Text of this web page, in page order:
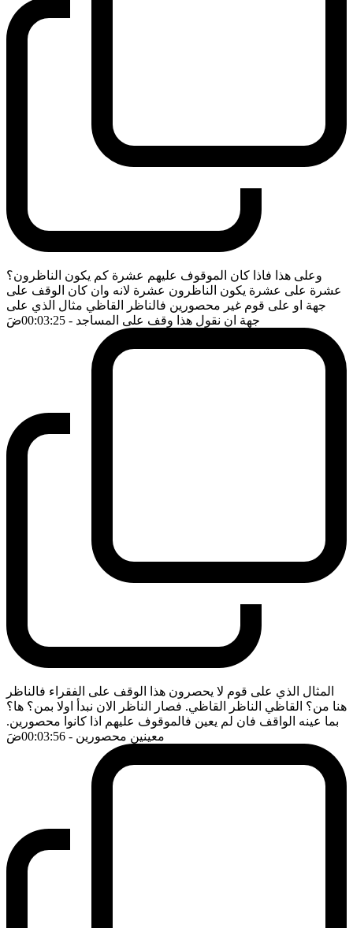
وعلى هذا فاذا كان الموقوف عليهم عشرة كم يكون الناظرون؟
عشرة على عشرة يكون الناظرون عشرة لانه وان كان الوقف على
جهة او على قوم غير محصورين فالناظر القاظي مثال الذي على
جهة ان نقول هذا وقف على المساجد - 00:03:25 ضَ
المثال الذي على قوم لا يحصرون هذا الوقف على الفقراء فالناظر
هنا من؟ القاظي الناظر القاظي. فصار الناظر الان نبدأ اولا بمن؟ ها؟
بما عينه الواقف فان لم يعين فالموقوف عليهم اذا كانوا محصورين.
معينين محصورين - 00:03:56 ضَ